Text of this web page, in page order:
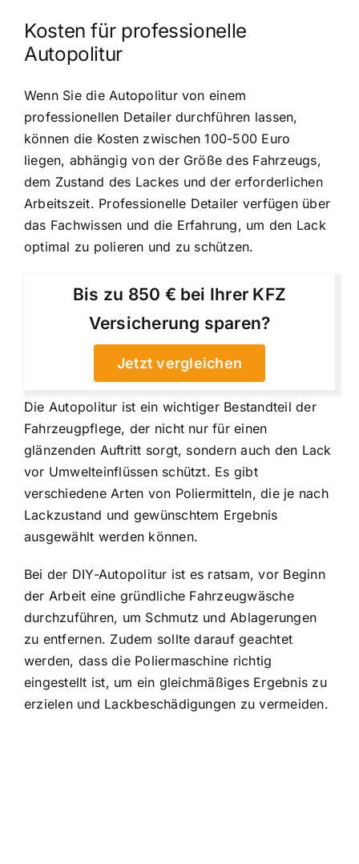
Kosten für professionelle
Autopolitur
Wenn Sie die Autopolitur von einem
professionellen Detailer durchführen lassen,
können die Kosten zwischen 100-500 Euro
liegen, abhängig von der Größe des Fahrzeugs,
dem Zustand des Lackes und der erforderlichen
Arbeitszeit. Professionelle Detailer verfügen über
das Fachwissen und die Erfahrung, um den Lack
optimal zu polieren und zu schützen.
Bis zu 850 € bei Ihrer KFZ
Versicherung sparen?
Jetzt vergleichen
Die Autopolitur ist ein wichtiger Bestandteil der
Fahrzeugpflege, der nicht nur für einen
glänzenden Auftritt sorgt, sondern auch den Lack
vor Umwelteinflüssen schützt. Es gibt
verschiedene Arten von Poliermitteln, die je nach
Lackzustand und gewünschtem Ergebnis
ausgewählt werden können.
Bei der DIY-Autopolitur ist es ratsam, vor Beginn
der Arbeit eine gründliche Fahrzeugwäsche
durchzuführen, um Schmutz und Ablagerungen
zu entfernen. Zudem sollte darauf geachtet
werden, dass die Poliermaschine richtig
eingestellt ist, um ein gleichmäßiges Ergebnis zu
erzielen und Lackbeschädigungen zu vermeiden.